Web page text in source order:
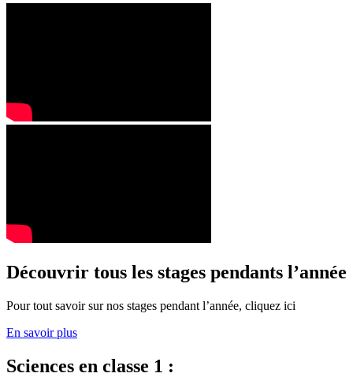
Découvrir tous les stages pendants l’année
Pour tout savoir sur nos stages pendant l’année, cliquez ici
En savoir plus
Sciences en classe 1 :